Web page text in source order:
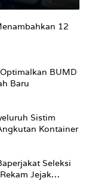
12
BUMD
Baru
Sistim
Kontainer
Seleksi
Jejak